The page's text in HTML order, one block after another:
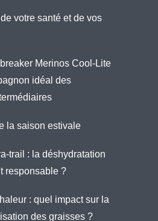
votre santé et de vos
Merinos Cool-Lite
idéal des
la saison estivale
trail : la déshydratation
responsable ?
: quel impact sur la
des graisses ?